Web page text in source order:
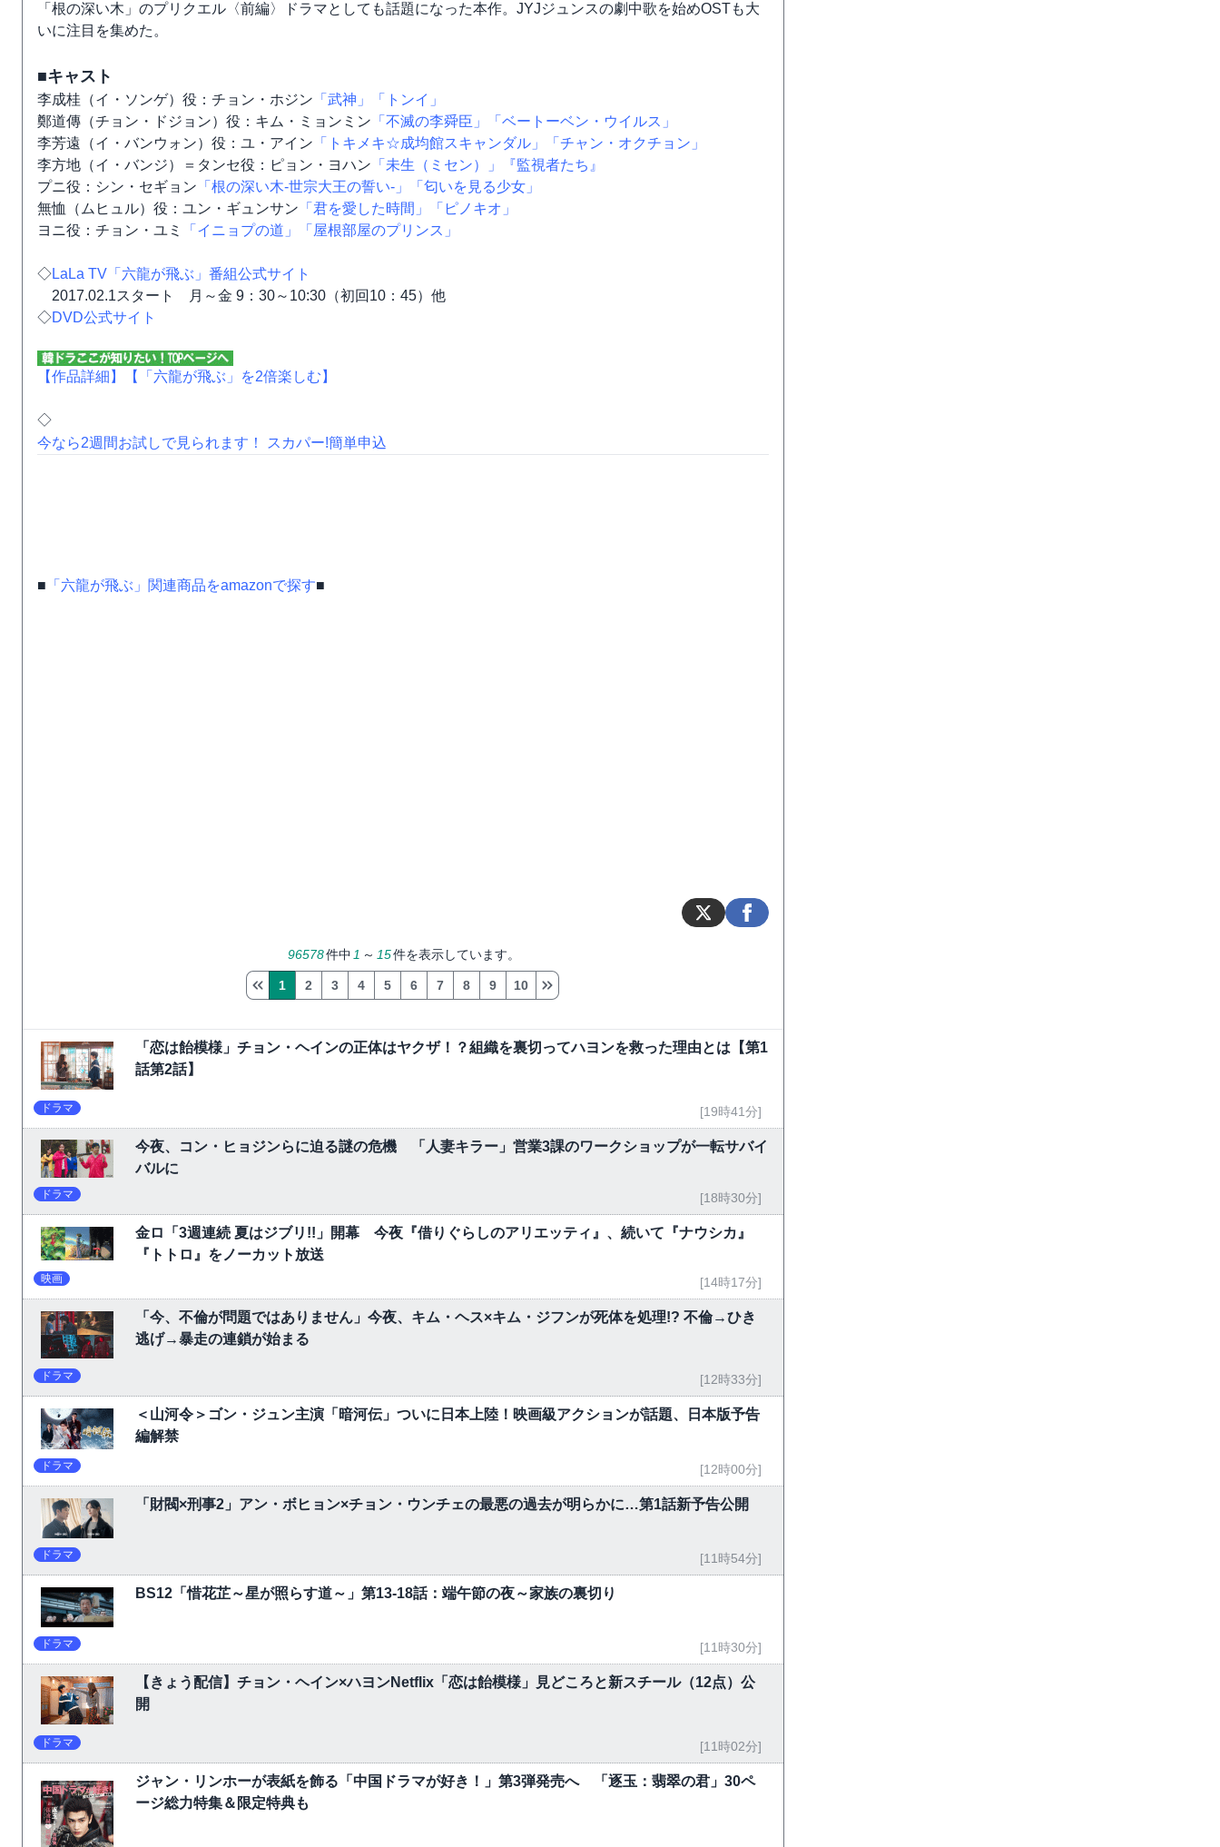
「根の深い木」のプリクエル〈前編〉ドラマとしても話題になった本作。JYJジュンスの劇中歌を始めOSTも大
いに注目を集めた。
■キャスト
李成桂（イ・ソンゲ）役：チョン・ホジン 「武神」
「トンイ」
鄭道傳（チョン・ドジョン）役：キム・ミョンミン 「不滅の李舜臣」
「ベートーベン・ウイルス」
李芳遠（イ・バンウォン）役：ユ・アイン 「トキメキ☆成均館スキャンダル」
「チャン・オクチョン」
李方地（イ・バンジ）＝タンセ役：ピョン・ヨハン 「未生（ミセン）」
『監視者たち』
プニ役：シン・セギョン 「根の深い木-世宗大王の誓い-」
「匂いを見る少女」
無恤（ムヒュル）役：ユン・ギュンサン 「君を愛した時間」
「ピノキオ」
ヨニ役：チョン・ユミ
「イニョプの道」 「屋根部屋のプリンス」
◇LaLa TV「六龍が飛ぶ」番組公式サイト
2017.02.1スタート 月～金 9：30～10:30（初回10：45）他
◇DVD公式サイト
【作品詳細】 【「六龍が飛ぶ」を2倍楽しむ】
◇
今なら2週間お試しで見られます！ スカパー!簡単申込
■ 「六龍が飛ぶ」関連商品をamazonで探す■
96578件中 1 ～ 15件を表示しています。
1 2 3 4 5 6 7 8 9 10
「恋は飴模様」チョン・ヘインの正体はヤクザ！？組織を裏切ってハヨンを救った理由とは【第1
話第2話】
ドラマ [19時41分]
今夜、コン・ヒョジンらに迫る謎の危機 「人妻キラー」営業3課のワークショップが一転サバイ
バルに
ドラマ [18時30分]
金ロ「3週連続 夏はジブリ!!」開幕 今夜『借りぐらしのアリエッティ』、続いて『ナウシカ』
『トトロ』をノーカット放送
映画 [14時17分]
「今、不倫が問題ではありません」今夜、キム・ヘス×キム・ジフンが死体を処理!? 不倫→ひき
逃げ→暴走の連鎖が始まる
ドラマ [12時33分]
＜山河令＞ゴン・ジュン主演「暗河伝」ついに日本上陸！映画級アクションが話題、日本版予告
編解禁
ドラマ [12時00分]
「財閥×刑事2」アン・ボヒョン×チョン・ウンチェの最悪の過去が明らかに…第1話新予告公開
ドラマ [11時54分]
BS12「惜花芷～星が照らす道～」第13-18話：端午節の夜～家族の裏切り
ドラマ [11時30分]
【きょう配信】チョン・ヘイン×ハヨンNetflix「恋は飴模様」見どころと新スチール（12点）公
開
ドラマ [11時02分]
ジャン・リンホーが表紙を飾る「中国ドラマが好き！」第3弾発売へ 「逐玉：翡翠の君」30ペ
ージ総力特集＆限定特典も